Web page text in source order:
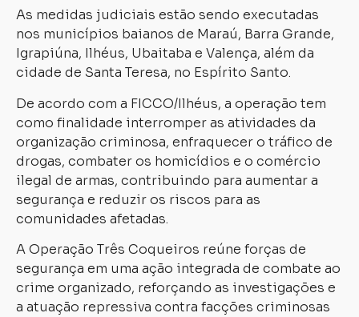
As medidas judiciais estão sendo executadas
nos municípios baianos de Maraú, Barra Grande,
Igrapiúna, Ilhéus, Ubaitaba e Valença, além da
cidade de Santa Teresa, no Espírito Santo.
De acordo com a FICCO/Ilhéus, a operação tem
como finalidade interromper as atividades da
organização criminosa, enfraquecer o tráfico de
drogas, combater os homicídios e o comércio
ilegal de armas, contribuindo para aumentar a
segurança e reduzir os riscos para as
comunidades afetadas.
A Operação Três Coqueiros reúne forças de
segurança em uma ação integrada de combate ao
crime organizado, reforçando as investigações e
a atuação repressiva contra facções criminosas